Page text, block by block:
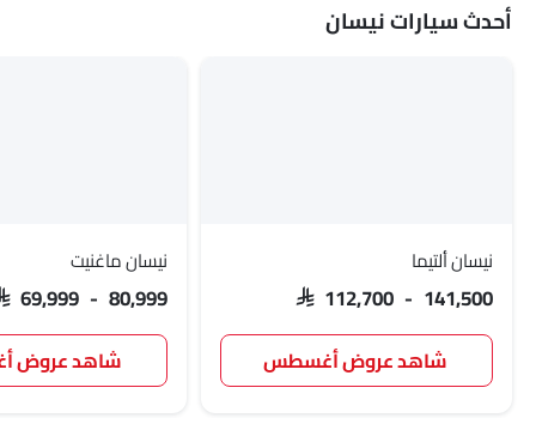
أحدث سيارات نيسان
نيسان ألتيما
SAR 112,700 - 141,500
شاهد عروض أغسطس
نيسان ماغنيت
69,999 - 80,999
شاهد عروض